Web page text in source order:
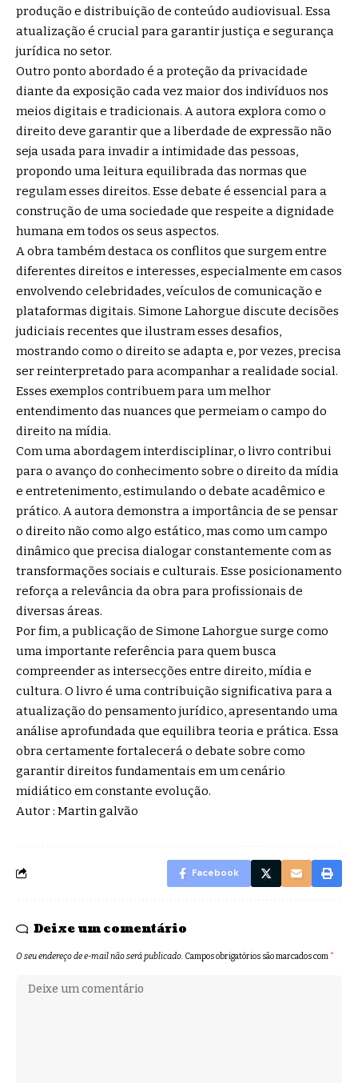
produção e distribuição de conteúdo audiovisual. Essa
atualização é crucial para garantir justiça e segurança
jurídica no setor.
Outro ponto abordado é a proteção da privacidade
diante da exposição cada vez maior dos indivíduos nos
meios digitais e tradicionais. A autora explora como o
direito deve garantir que a liberdade de expressão não
seja usada para invadir a intimidade das pessoas,
propondo uma leitura equilibrada das normas que
regulam esses direitos. Esse debate é essencial para a
construção de uma sociedade que respeite a dignidade
humana em todos os seus aspectos.
A obra também destaca os conflitos que surgem entre
diferentes direitos e interesses, especialmente em casos
envolvendo celebridades, veículos de comunicação e
plataformas digitais. Simone Lahorgue discute decisões
judiciais recentes que ilustram esses desafios,
mostrando como o direito se adapta e, por vezes, precisa
ser reinterpretado para acompanhar a realidade social.
Esses exemplos contribuem para um melhor
entendimento das nuances que permeiam o campo do
direito na mídia.
Com uma abordagem interdisciplinar, o livro contribui
para o avanço do conhecimento sobre o direito da mídia
e entretenimento, estimulando o debate acadêmico e
prático. A autora demonstra a importância de se pensar
o direito não como algo estático, mas como um campo
dinâmico que precisa dialogar constantemente com as
transformações sociais e culturais. Esse posicionamento
reforça a relevância da obra para profissionais de
diversas áreas.
Por fim, a publicação de Simone Lahorgue surge como
uma importante referência para quem busca
compreender as intersecções entre direito, mídia e
cultura. O livro é uma contribuição significativa para a
atualização do pensamento jurídico, apresentando uma
análise aprofundada que equilibra teoria e prática. Essa
obra certamente fortalecerá o debate sobre como
garantir direitos fundamentais em um cenário
midiático em constante evolução.
Autor : Martin galvão
Facebook
Deixe um comentário
O seu endereço de e-mail não será publicado. Campos obrigatórios são marcados com *